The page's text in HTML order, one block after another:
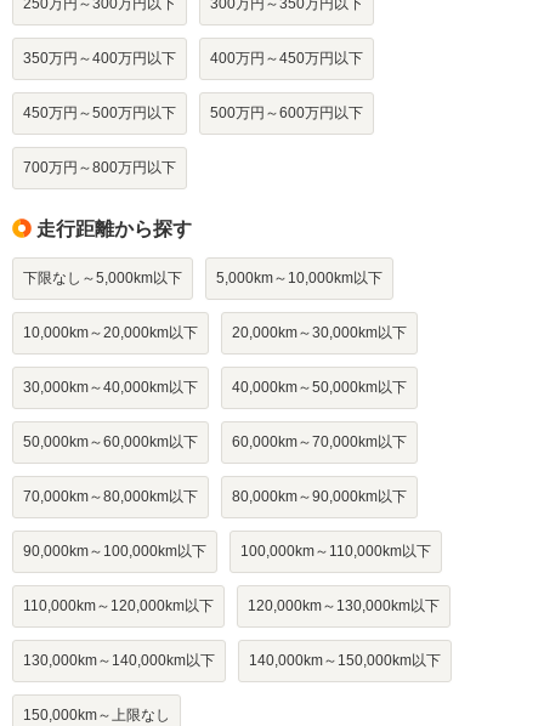
250万円～300万円以下 300万円～350万円以下
350万円～400万円以下 400万円～450万円以下
450万円～500万円以下 500万円～600万円以下
700万円～800万円以下
走行距離から探す
下限なし～5,000km以下 5,000km～10,000km以下
10,000km～20,000km以下 20,000km～30,000km以下
30,000km～40,000km以下 40,000km～50,000km以下
50,000km～60,000km以下 60,000km～70,000km以下
70,000km～80,000km以下 80,000km～90,000km以下
90,000km～100,000km以下 100,000km～110,000km以下
110,000km～120,000km以下 120,000km～130,000km以下
130,000km～140,000km以下 140,000km～150,000km以下
150,000km～上限なし